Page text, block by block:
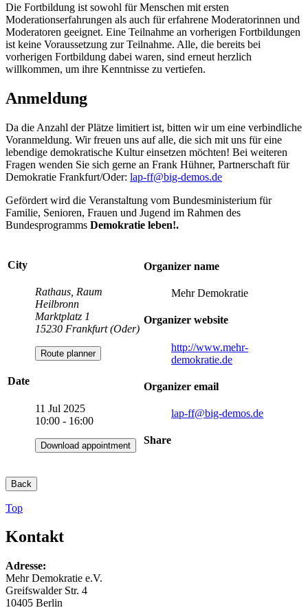
Die Fortbildung ist sowohl für Menschen mit ersten
Moderationserfahrungen als auch für erfahrene Moderatorinnen und
Moderatoren geeignet. Eine Teilnahme an vorherigen Fortbildungen
ist keine Voraussetzung zur Teilnahme. Alle, die bereits bei
vorherigen Fortbildung dabei waren, sind erneut herzlich
willkommen, um ihre Kenntnisse zu vertiefen.
Anmeldung
Da die Anzahl der Plätze limitiert ist, bitten wir um eine verbindliche
Voranmeldung. Wir freuen uns auf alle, die sich mit uns für eine
lebendige demokratische Kultur einsetzen möchten! Bei weiteren
Fragen wenden Sie sich gerne an Frank Hühner, Partnerschaft für
Demokratie Frankfurt/Oder: lap-ff@big-demos.de
Gefördert wird die Veranstaltung vom Bundesministerium für
Familie, Senioren, Frauen und Jugend im Rahmen des
Bundesprogramms Demokratie leben!.
City
Rathaus, Raum
Heilbronn
Marktplatz 1
15230 Frankfurt (Oder)
Route planner
Date
11 Jul 2025
10:00 - 16:00
Download appointment
Organizer name
Mehr Demokratie
Organizer website
http://www.mehr-
demokratie.de
Organizer email
lap-ff@big-demos.de
Share
Back
Top
Kontakt
Adresse:
Mehr Demokratie e.V.
Greifswalder Str. 4
10405 Berlin